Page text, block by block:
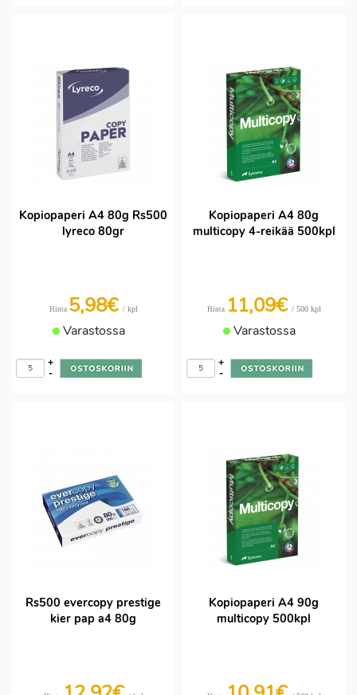
Kopiopaperi A4 80g Rs500
lyreco 80gr
Hinta 5,98€ / kpl
Varastossa
-
+
Kopiopaperi A4 80g
multicopy 4-reikää 500kpl
Hinta 11,09€ / 500 kpl
Varastossa
-
+
Rs500 evercopy prestige
kier pap a4 80g
Kopiopaperi A4 90g
multicopy 500kpl